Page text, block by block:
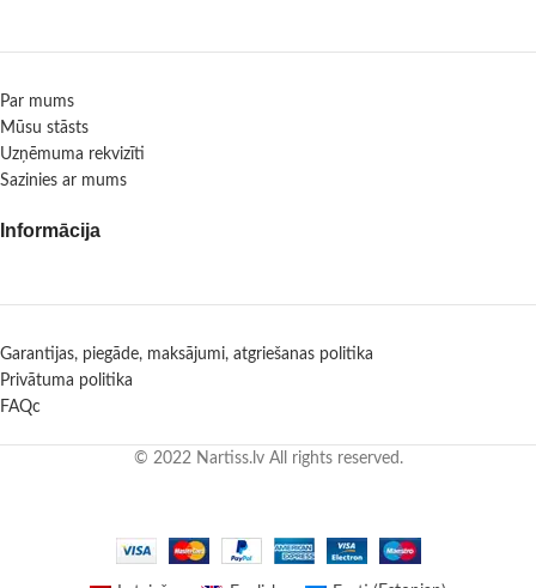
Par mums
Mūsu stāsts
Uzņēmuma rekvizīti
Sazinies ar mums
Informācija
Garantijas, piegāde, maksājumi, atgriešanas politika
Privātuma politika
FAQc
© 2022 Nartiss.lv All rights reserved.